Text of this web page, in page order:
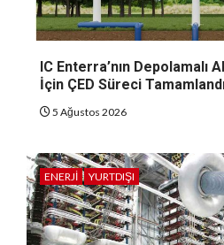
IC Enterra’nın Depolamalı
İçin ÇED Süreci
5 Ağustos 2026
ENERJI YURTDIŞI